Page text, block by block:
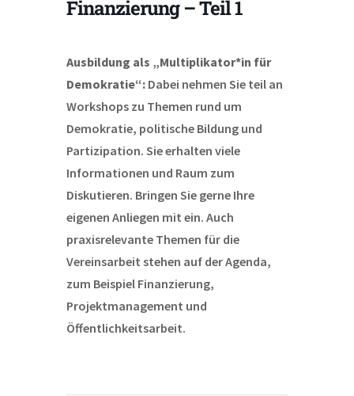
Finanzierung – Teil 1
Ausbildung als „Multiplikator*in für
Demokratie“: Dabei nehmen Sie teil an
Workshops zu Themen rund um
Demokratie, politische Bildung und
Partizipation. Sie erhalten viele
Informationen und Raum zum
Diskutieren. Bringen Sie gerne Ihre
eigenen Anliegen mit ein. Auch
praxisrelevante Themen für die
Vereinsarbeit stehen auf der Agenda,
zum Beispiel Finanzierung,
Projektmanagement und
Öffentlichkeitsarbeit.